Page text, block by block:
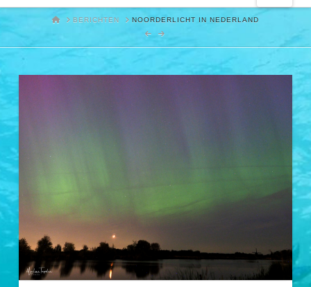
HOMEBERICHTEN NOORDERLICHT IN NEDERLAND